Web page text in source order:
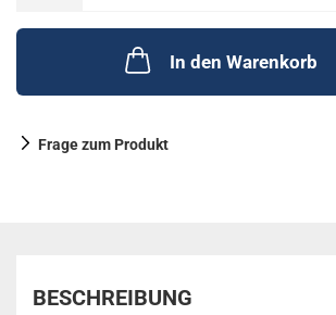
In den Warenkorb
Frage zum Produkt
BESCHREIBUNG